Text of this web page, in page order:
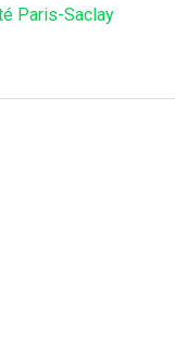
Paris-Saclay